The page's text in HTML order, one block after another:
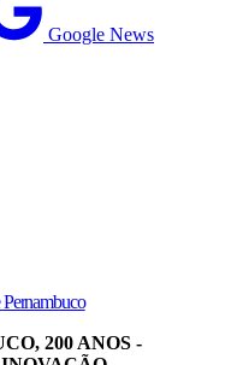
Google News
200 ANOS -